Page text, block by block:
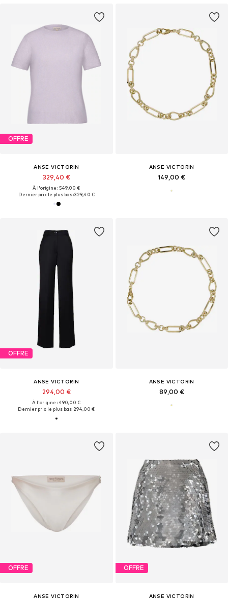
OFFRE
ANSE VICTORIN
329,40 €
À l'origine : 549,00 €
Dernier prix le plus bas :329,40 €
ANSE VICTORIN
149,00 €
OFFRE
ANSE VICTORIN
294,00 €
À l'origine : 490,00 €
Dernier prix le plus bas :294,00 €
ANSE VICTORIN
89,00 €
OFFRE
ANSE VICTORIN
OFFRE
ANSE VICTORIN